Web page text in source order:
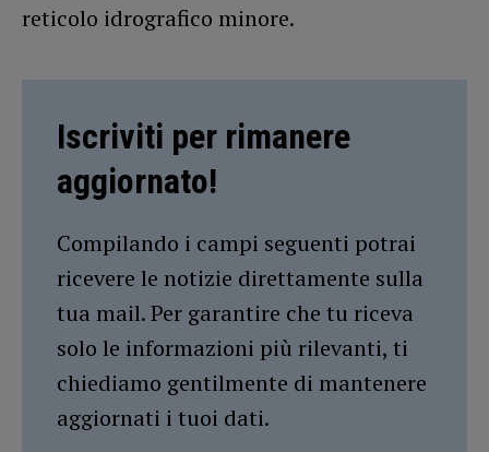
reticolo idrografico minore.
Iscriviti per rimanere
aggiornato!
Compilando i campi seguenti potrai
ricevere le notizie direttamente sulla
tua mail. Per garantire che tu riceva
solo le informazioni più rilevanti, ti
chiediamo gentilmente di mantenere
aggiornati i tuoi dati.